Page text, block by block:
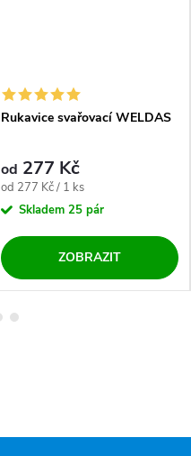
Rukavice svařovací WELDAS
od 277 Kč
Měrná cena:
od 277 Kč / 1 ks
Skladem 25 pár
ZOBRAZIT